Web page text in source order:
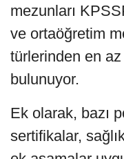
mezunları
ve ortaöğretim
türlerinden en
bulunuyor.
Ek olarak, bazı
sertifikalar,